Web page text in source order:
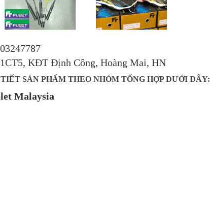
KĐT Định Công, Hoàng Mai, HN
SẢN PHẨM THEO NHÓM TỔNG HỢP DƯỚI ĐÂY:
Malaysia